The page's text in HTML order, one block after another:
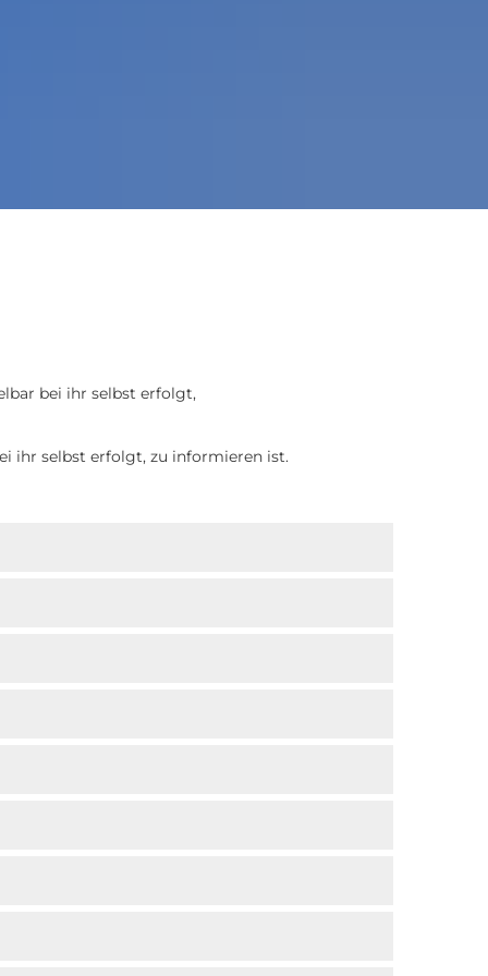
die unmittelbar bei ihr selbst erfolgt,
ihr selbst erfolgt, zu informieren ist.